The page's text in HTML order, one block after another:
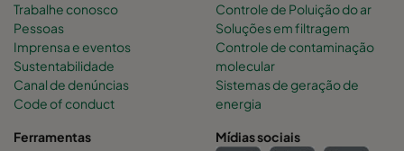
Trabalhe conosco
Pessoas
Imprensa e eventos
Sustentabilidade
Canal de denúncias
Code of conduct
Controle de Poluição do ar
Soluções em filtragem
Controle de contaminação
molecular
Sistemas de geração de
energia
Ferramentas
Mídias sociais